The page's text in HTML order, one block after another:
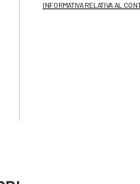
INFORMATIVA RELATIVA AL